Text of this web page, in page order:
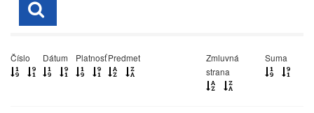
Číslo Dátum PlatnosťPredmet
Zmluvná
strana
Suma